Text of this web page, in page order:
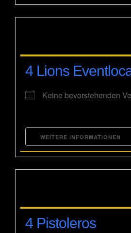
4 Lions
Keine bevorstehenden
WEITERE INFORMATIONEN
4 Pistoleros